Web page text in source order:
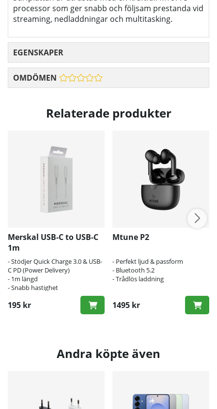
processor som ger snabb och följsam prestanda vid
streaming, nedladdningar och multitasking.
EGENSKAPER
OMDÖMEN
Relaterade produkter
Merskal USB-C to USB-C
1m
- Stödjer Quick Charge 3.0 & USB-
C PD (Power Delivery)
- 1m längd
- Snabb hastighet
195 kr
Mtune P2
- Perfekt ljud & passform
- Bluetooth 5.2
- Trådlös laddning
1495 kr
Andra köpte även